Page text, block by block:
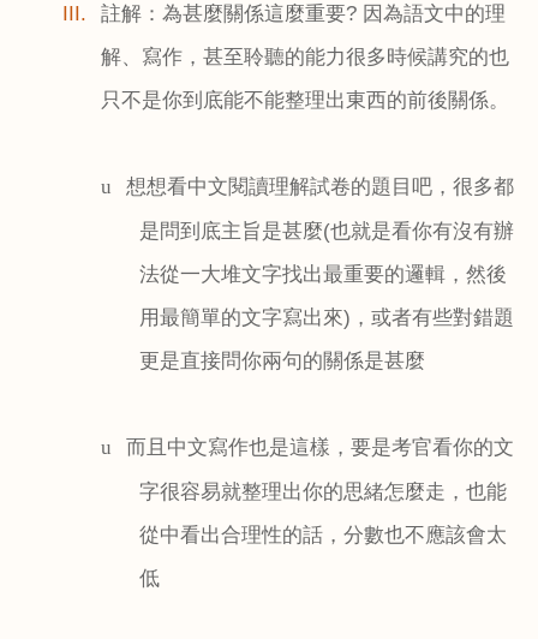
III. 註解：為甚麼關係這麼重要? 因為語文中的理
解、寫作，甚至聆聽的能力很多時候講究的也
只不是你到底能不能整理出東西的前後關係。
u
想想看中文閱讀理解試卷的題目吧，很多都
是問到底主旨是甚麼(也就是看你有沒有辦
法從一大堆文字找出最重要的邏輯，然後
用最簡單的文字寫出來) ，或者有些對錯題
更是直接問你兩句的關係是甚麼
u
而且中文寫作也是這樣，要是考官看你的文
字很容易就整理出你的思緒怎麼走，也能
從中看出合理性的話，分數也不應該會太
低